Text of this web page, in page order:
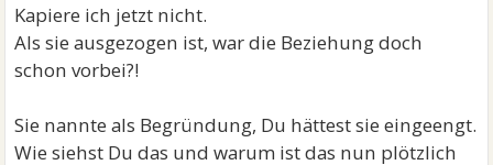
Kapiere ich jetzt nicht.
Als sie ausgezogen ist, war die Beziehung doch
schon vorbei?!
Sie nannte als Begründung, Du hättest sie eingeengt.
Wie siehst Du das und warum ist das nun plötzlich